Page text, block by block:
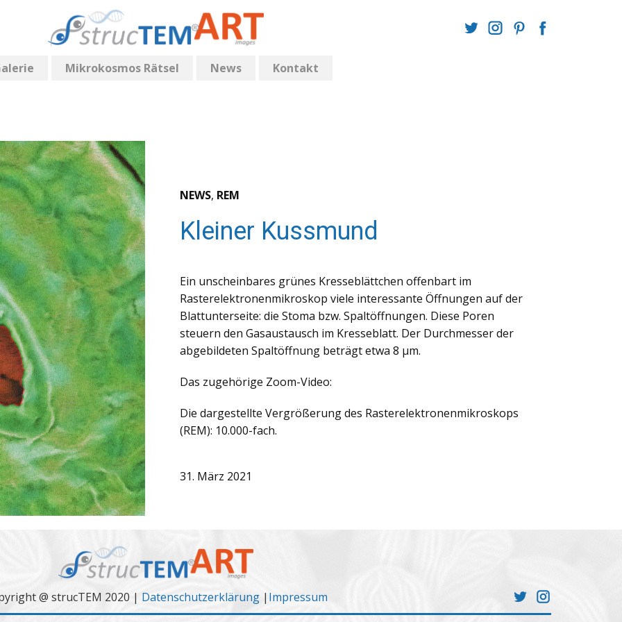
Mikrokosmos Rätsel News Kontakt
NEWS, REM
Kleiner Kussmund
Ein unscheinbares grünes Kresseblättchen offenbart im
Rasterelektronenmikroskop viele interessante Öffnungen auf der
Blattunterseite: die Stoma bzw. Spaltöffnungen. Diese Poren
steuern den Gasaustausch im Kresseblatt. Der Durchmesser der
abgebildeten Spaltöffnung beträgt etwa 8 µm.
Das zugehörige Zoom-Video:
Die dargestellte Vergrößerung des Rasterelektronenmikroskops
(REM): 10.000-fach.
31. März 2021
@ strucTEM 2020 | Datenschutzerklärung| Impressum